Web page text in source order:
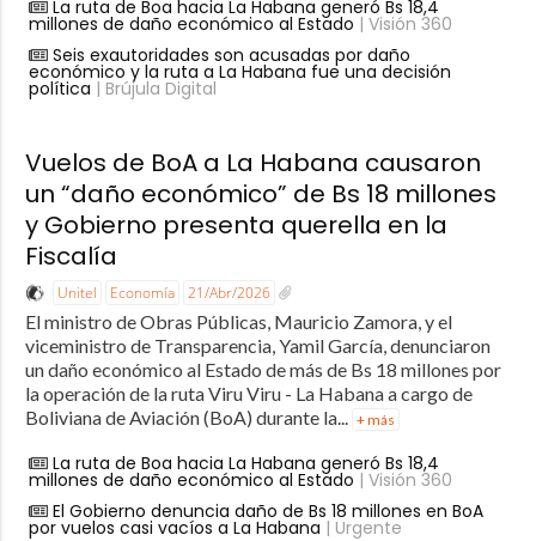
La ruta de Boa hacia La Habana generó Bs 18,4
millones de daño económico al Estado | Visión 360
Seis exautoridades son acusadas por daño
económico y la ruta a La Habana fue una decisión
política | Brújula Digital
Vuelos de BoA a La Habana causaron
un “daño económico” de Bs 18 millones
y Gobierno presenta querella en la
Fiscalía
Unitel Economía 21/Abr/2026
El ministro de Obras Públicas, Mauricio Zamora, y el
viceministro de Transparencia, Yamil García, denunciaron
un daño económico al Estado de más de Bs 18 millones por
la operación de la ruta Viru Viru - La Habana a cargo de
Boliviana de Aviación (BoA) durante la...
+ más
La ruta de Boa hacia La Habana generó Bs 18,4
millones de daño económico al Estado | Visión 360
El Gobierno denuncia daño de Bs 18 millones en BoA
por vuelos casi vacíos a La Habana | Urgente